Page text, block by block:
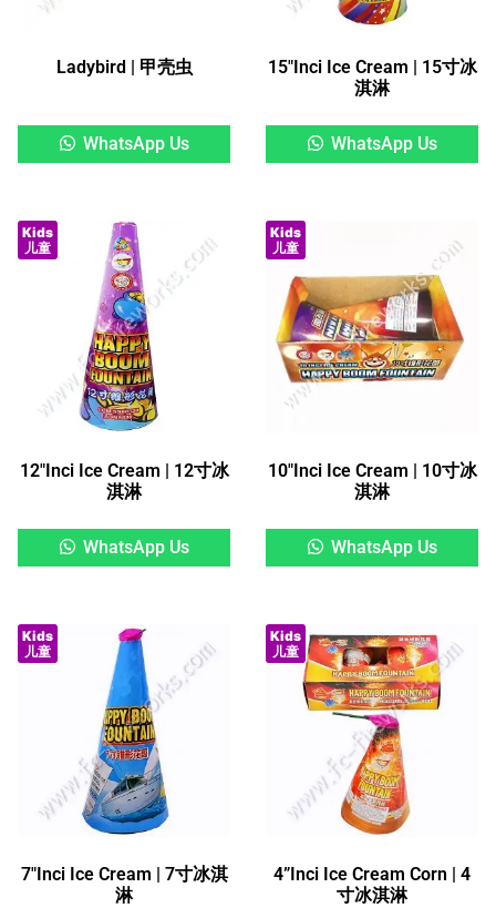
Ladybird | 甲壳虫
WhatsApp Us
15″Inci Ice Cream | 15寸冰
淇淋
WhatsApp Us
Kids
儿童
12″Inci Ice Cream | 12寸冰
淇淋
WhatsApp Us
Kids
儿童
10″Inci Ice Cream | 10寸冰
淇淋
WhatsApp Us
Kids
儿童
7″Inci Ice Cream | 7寸冰淇
淋
Kids
儿童
4”Inci Ice Cream Corn | 4
寸冰淇淋